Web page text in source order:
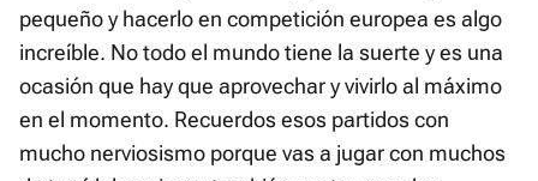
pequeño y hacerlo en competición europea es algo
increíble. No todo el mundo tiene la suerte y es una
ocasión que hay que aprovechar y vivirlo al máximo
en el momento. Recuerdos esos partidos con
mucho nerviosismo porque vas a jugar con muchos